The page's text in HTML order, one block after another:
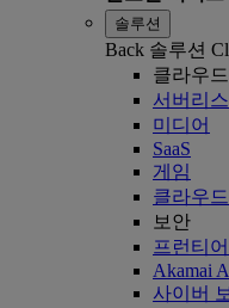
솔루션
Back 솔루션
클라우
서버리스
미디어
SaaS
게임
클라우
보안
프런티
Akamai
사이버